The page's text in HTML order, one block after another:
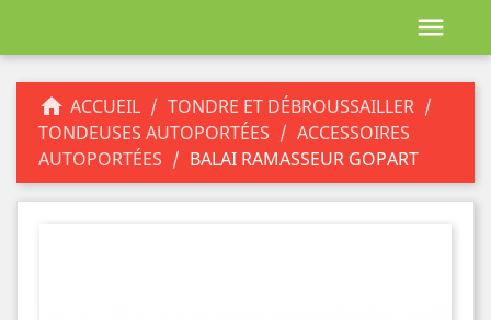

 ACCUEIL
TONDRE ET DÉBROUSSAILLER
TONDEUSES AUTOPORTÉES
ACCESSOIRES
AUTOPORTÉES
BALAI RAMASSEUR GOPART